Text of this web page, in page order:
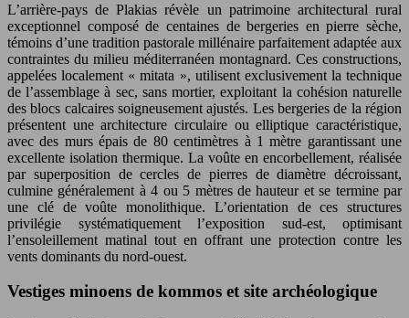
L’arrière-pays de Plakias révèle un patrimoine architectural rural
exceptionnel composé de centaines de bergeries en pierre sèche,
témoins d’une tradition pastorale millénaire parfaitement adaptée aux
contraintes du milieu méditerranéen montagnard. Ces constructions,
appelées localement « mitata », utilisent exclusivement la technique
de l’assemblage à sec, sans mortier, exploitant la cohésion naturelle
des blocs calcaires soigneusement ajustés. Les bergeries de la région
présentent une architecture circulaire ou elliptique caractéristique,
avec des murs épais de 80 centimètres à 1 mètre garantissant une
excellente isolation thermique. La voûte en encorbellement, réalisée
par superposition de cercles de pierres de diamètre décroissant,
culmine généralement à 4 ou 5 mètres de hauteur et se termine par
une clé de voûte monolithique. L’orientation de ces structures
privilégie systématiquement l’exposition sud-est, optimisant
l’ensoleillement matinal tout en offrant une protection contre les
vents dominants du nord-ouest.
Vestiges minoens de kommos et site archéologique